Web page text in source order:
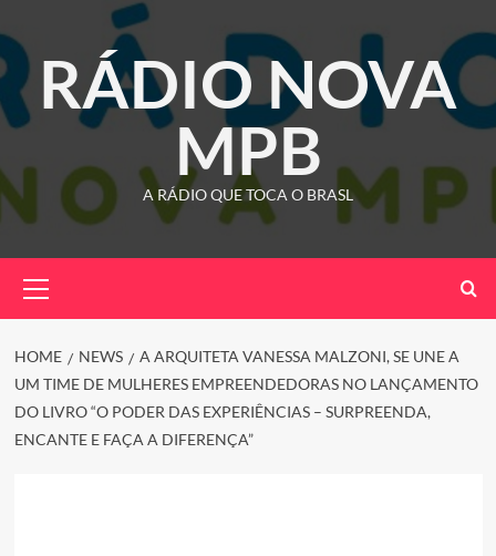
to
contentRÁDIO NOVA
MPB
A RÁDIO QUE TOCA O BRASL
Menu
HOME NEWS
A ARQUITETA VANESSA MALZONI, SE UNE A
UM TIME DE MULHERES EMPREENDEDORAS NO LANÇAMENTO
DO LIVRO “O PODER DAS EXPERIÊNCIAS – SURPREENDA,
ENCANTE E FAÇA A DIFERENÇA”